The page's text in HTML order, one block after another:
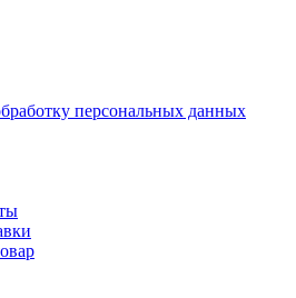
персональных данных